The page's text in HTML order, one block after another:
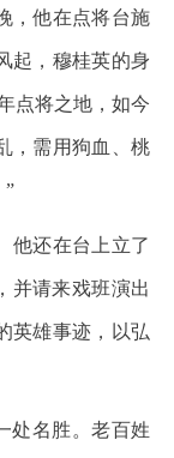
，他在点将台施
起，穆桂英的身
点将之地，如今
，需用狗血、桃
”
他还在台上立了
并请来戏班演出
英雄事迹，以弘
处名胜。老百姓